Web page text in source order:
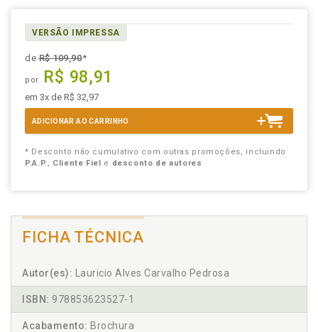
VERSÃO IMPRESSA
deR$ 109,90*
por R$ 98,91
em 3x de R$ 32,97
ADICIONAR AO CARRINHO
* Desconto não cumulativo com outras promoções, incluindo
P.A.P., Cliente Fiel e desconto de autores
FICHA TÉCNICA
Autor(es): Lauricio Alves Carvalho Pedrosa
ISBN: 978853623527-1
Acabamento: Brochura